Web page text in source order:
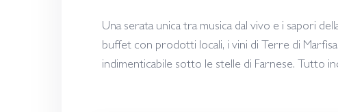
Una serata unica tra musica dal vivo e i sapori
buffet con prodotti locali, i vini di Terre di
indimenticabile sotto le stelle di Farnese. Tutto